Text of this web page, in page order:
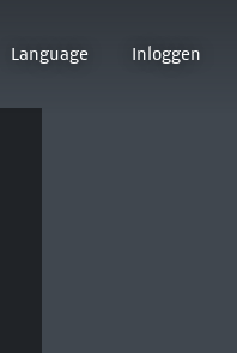
Language Inloggen